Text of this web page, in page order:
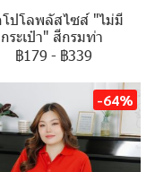
โปโลพลัสไซส์ "ไม่มี
กระเป๋า" สีกรมท่า
฿179 - ฿339
-64%